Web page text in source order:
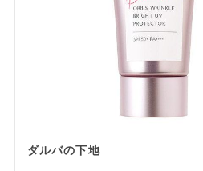
ダルバの下地